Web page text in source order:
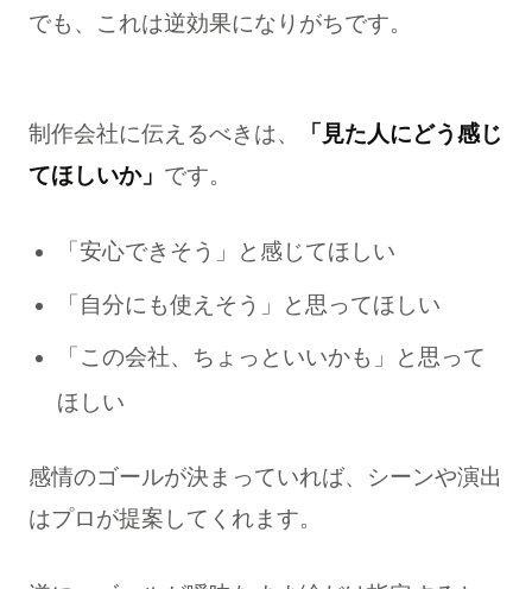
でも、これは逆効果になりがちです。
制作会社に伝えるべきは、
「見た人にどう感じ
てほしいか」 です。
「安心できそう」と感じてほしい
「自分にも使えそう」と思ってほしい
「この会社、ちょっといいかも」と思って
ほしい
感情のゴールが決まっていれば、シーンや演出
はプロが提案してくれます。